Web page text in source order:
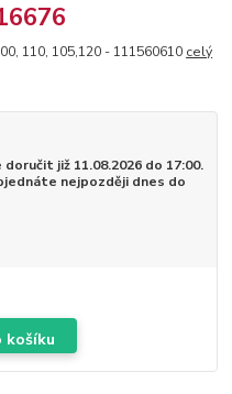
110, 105,120 - 111560610 celý
již 11.08.2026 do 17:00.
nejpozději dnes do
košíku